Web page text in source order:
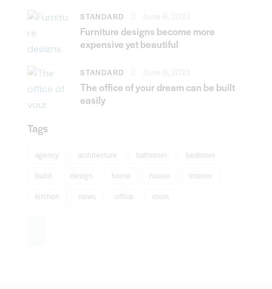
STANDARD
Furniture designs become more
expensive yet beautiful
STANDARD
The office of your dream can be built
easily
Tags
agency architecture bathroom
bedroom
build
design home house
interior
kitchen
news office room